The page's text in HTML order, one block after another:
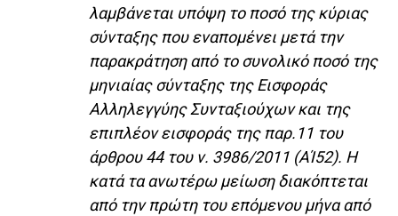
λαμβάνεται υπόψη το ποσό της κύριας
σύνταξης που εναπομένει μετά την
παρακράτηση από το συνολικό ποσό της
μηνιαίας σύνταξης της Εισφοράς
Αλληλεγγύης Συνταξιούχων και της
επιπλέον εισφοράς της παρ.11 του
άρθρου 44 του ν. 3986/2011 (ΑΊ52). Η
κατά τα ανωτέρω μείωση διακόπτεται
από την πρώτη του επόμενου μήνα από